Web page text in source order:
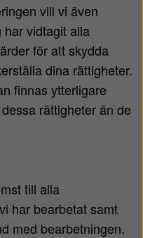
vill vi även
har vidtagit alla
för att skydda
dina rättigheter.
finnas ytterligare
rättigheter än de
till alla
har bearbetat samt
med bearbetningen.